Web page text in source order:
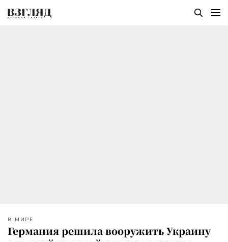
В МИРЕ
Германия решила вооружить Украину